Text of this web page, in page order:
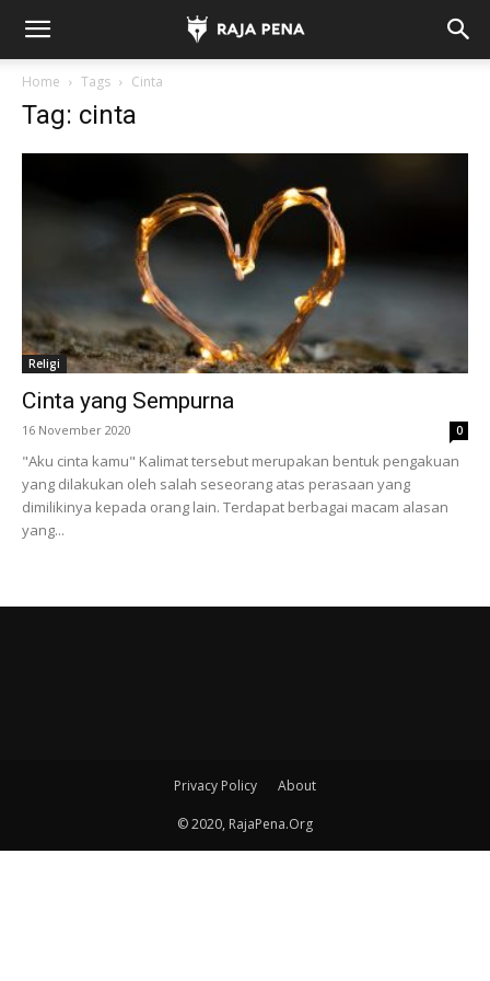
Home Tags Cinta
Tag: cinta
Religi
Cinta yang Sempurna
16 November 2020 0
"Aku cinta kamu" Kalimat tersebut merupakan bentuk pengakuan
yang dilakukan oleh salah seseorang atas perasaan yang
dimilikinya kepada orang lain. Terdapat berbagai macam alasan
yang...
Privacy Policy About
© 2020, RajaPena.Org